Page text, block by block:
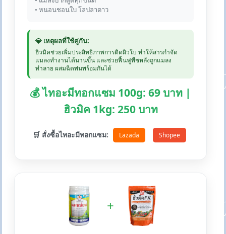
• หนอนชอนใบ โล่ปลาดาว
💎 เหตุผลที่ใช้คู่กัน:
ฮิวมิคช่วยเพิ่มประสิทธิภาพการติดผิวใบ ทำให้สารกำจัด
แมลงทำงานได้นานขึ้น และช่วยฟื้นฟูพืชหลังถูกแมลง
ทำลาย ผสมฉีดพ่นพร้อมกันได้
💰 ไทอะมีทอกแซม 100g: 69 บาท |
ฮิวมิค 1kg: 250 บาท
🛒 สั่งซื้อไทอะมีทอกแซม: Lazada Shopee
+